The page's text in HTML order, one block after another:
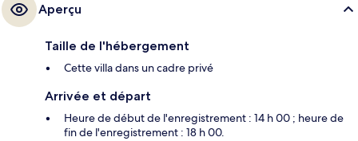
Aperçu
Taille de l'hébergement
Cette villa dans un cadre privé
Arrivée et départ
Heure de début de l'enregistrement : 14 h 00 ; heure de
fin de l'enregistrement : 18 h 00.